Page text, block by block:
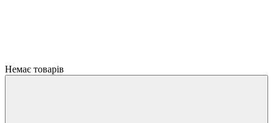
Немає товарів